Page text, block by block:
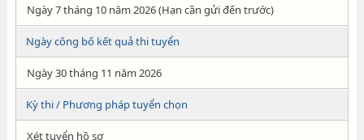
Ngày 7 tháng 10 năm 2026 (Hạn cần gửi đến trước)
Ngày công bố kết quả thi tuyển
Ngày 30 tháng 11 năm 2026
Kỳ thi / Phương pháp tuyển chọn
Xét tuyển hồ sơ